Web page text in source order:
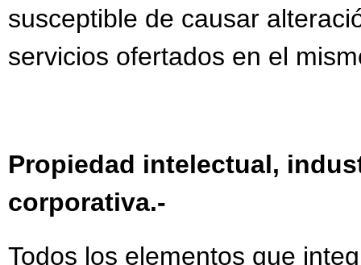
susceptible de causar
servicios ofertados en el
Propiedad intelectual,
corporativa.-
Todos los elementos que